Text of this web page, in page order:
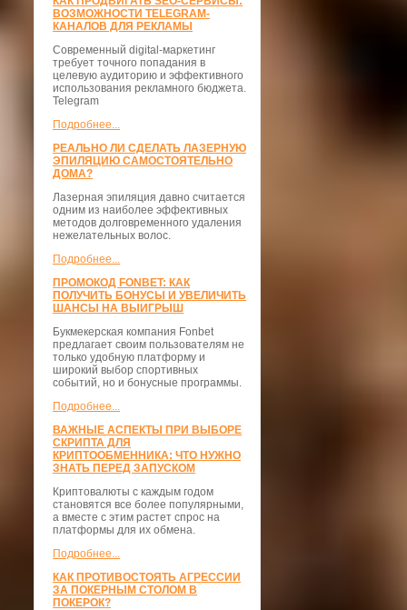
ВОЗМОЖНОСТИ TELEGRAM-
КАНАЛОВ ДЛЯ РЕКЛАМЫ
Современный digital-маркетинг
требует точного попадания в
целевую аудиторию и эффективного
использования рекламного бюджета.
Telegram
Подробнее...
РЕАЛЬНО ЛИ СДЕЛАТЬ ЛАЗЕРНУЮ
ЭПИЛЯЦИЮ САМОСТОЯТЕЛЬНО
ДОМА?
Лазерная эпиляция давно считается
одним из наиболее эффективных
методов долговременного удаления
нежелательных волос.
Подробнее...
ПРОМОКОД FONBET: КАК
ПОЛУЧИТЬ БОНУСЫ И УВЕЛИЧИТЬ
ШАНСЫ НА ВЫИГРЫШ
Букмекерская компания Fonbet
предлагает своим пользователям не
только удобную платформу и
широкий выбор спортивных
событий, но и бонусные программы.
Подробнее...
ВАЖНЫЕ АСПЕКТЫ ПРИ ВЫБОРЕ
СКРИПТА ДЛЯ
КРИПТООБМЕННИКА: ЧТО НУЖНО
ЗНАТЬ ПЕРЕД ЗАПУСКОМ
Криптовалюты с каждым годом
становятся все более популярными,
а вместе с этим растет спрос на
платформы для их обмена.
Подробнее...
КАК ПРОТИВОСТОЯТЬ АГРЕССИИ
ЗА ПОКЕРНЫМ СТОЛОМ В
ПОКЕРОК?